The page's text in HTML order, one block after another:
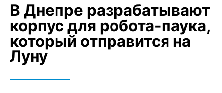
В Днепре разрабатывают
корпус для робота-паука,
который отправится на
Луну